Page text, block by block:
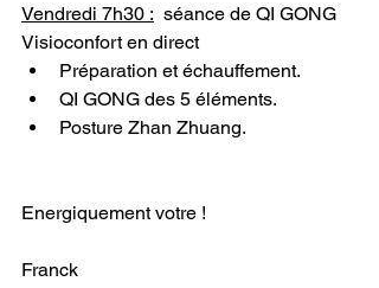
Vendredi 7h30 : séance de QI GONG
Visioconfort en direct
Préparation et échauffement.
QI GONG des 5 éléments.
Posture Zhan Zhuang.
Energiquement votre !
Franck